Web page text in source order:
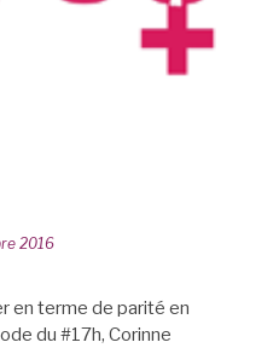
2016
en terme de parité en
du #17h, Corinne